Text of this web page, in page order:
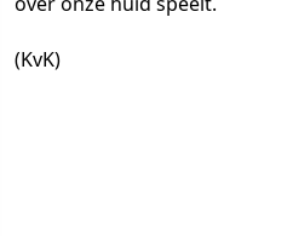
(KvK)